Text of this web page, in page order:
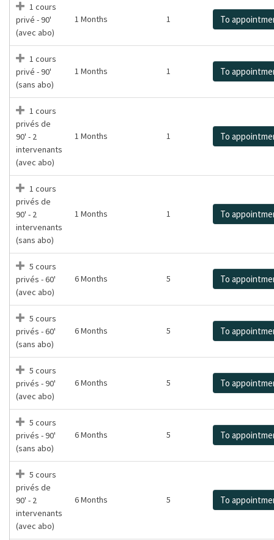
1 cours
privé - 90'
(avec abo)
1 Months 1 To
1 cours
privé - 90'
(sans abo)
1 Months 1 To
1 cours
privés de
90' - 2
intervenants
(avec abo)
1 Months 1 To
1 cours
privés de
90' - 2
intervenants
(sans abo)
1 Months 1 To
5 cours
privés - 60'
(avec abo)
6 Months 5 To
5 cours
privés - 60'
(sans abo)
6 Months 5 To
5 cours
privés - 90'
(avec abo)
6 Months 5 To
5 cours
privés - 90'
(sans abo)
6 Months 5 To
5 cours
privés de
90' - 2
intervenants
(avec abo)
6 Months 5 To